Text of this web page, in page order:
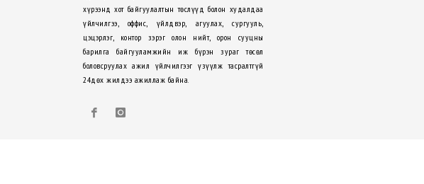
хүрээнд хот байгуулалтын төслүүд болон худалдаа
үйлчилгээ, оффис, үйлдвэр, агуулах, сургууль,
цэцэрлэг, контор зэрэг олон нийт, орон сууцны
барилга байгууламжийн иж бүрэн зураг төсөл
боловсруулах ажил үйлчилгээг үзүүлж тасралтгүй
24дөх жилдээ ажиллаж байна.